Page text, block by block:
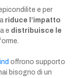
e per
riduce l’impatto
e distribuisce le
offrono supporto
bisogno di un